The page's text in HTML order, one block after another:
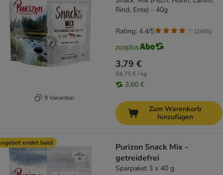
9 Varianten
Rind, Ente) - 40g
3,79 €
94,75 € / kg
3,60 €
Rating: 4.4/5 (2465)
Zum Warenkorb
hinzufügen
endet bald
Purizon Snack Mix -
getreidefrei
Sparpaket 3 x 40 g